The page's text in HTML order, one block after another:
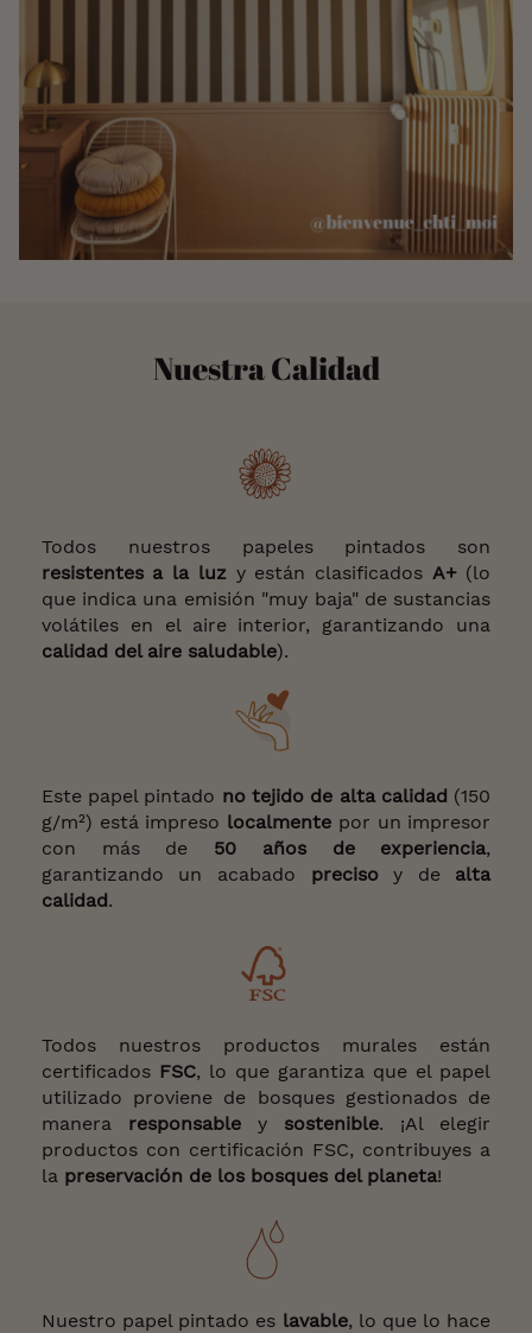
Nuestra Calidad
Todos nuestros papeles pintados son
resistentes a la luzy están clasificados A+(lo
que indica una emisión "muy baja" de sustancias
volátiles en el aire interior, garantizando una
calidad del aire saludable).
Este papel pintado no tejido de alta calidad (150
g/m²) está impreso localmente por un impresor
con más de 50 años de experiencia,
garantizando un acabado precisoy de alta
calidad.
Todos nuestros productos murales están
certificados FSC, lo que garantiza que el papel
utilizado proviene de bosques gestionados de
manera
responsabley sostenible. ¡Al elegir
productos con certificación FSC, contribuyes a
la preservación de los bosques del planeta!
Nuestro papel pintado es lavable, lo que lo hace